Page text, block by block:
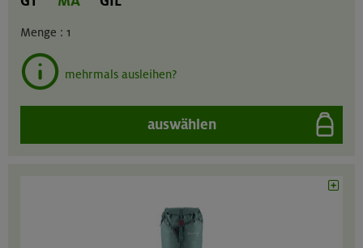
Menge : 1
mehrmals ausleihen?
auswählen